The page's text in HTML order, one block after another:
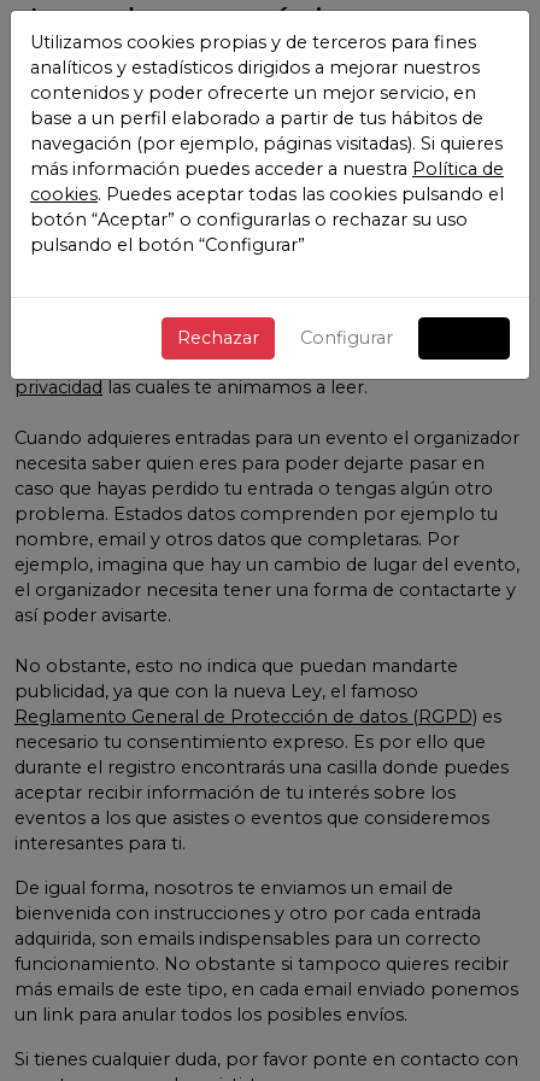
Los datos mínimos para
la correcta prestación de
los serviciosSWAB ART
FAIR
Nos gusta la transparencia y que nuestros usuarios y sus
datos se encuentren protegidos, es por ello que
informamos de los datos mínimos necesarios para que
Cuando te creas una cuenta en SWAB ART FAIR debes de
Términos y condiciones y la política de
privacidadlas cuales te animamos a leer.
Cuando adquieres entradas para un evento el organizador
necesita saber quien eres para poder dejarte pasar en
caso que hayas perdido tu entrada o tengas algún otro
problema. Estados datos comprenden por ejemplo tu
nombre, email y otros datos que completaras. Por
ejemplo, imagina que hay un cambio de lugar del evento,
el organizador necesita tener una forma de contactarte y
así poder avisarte.
No obstante, esto no indica que puedan mandarte
publicidad, ya que con la nueva Ley, el famoso
Reglamento General de Protección de datos (RGPD) es
necesario tu consentimiento expreso. Es por ello que
durante el registro encontrarás una casilla donde puedes
aceptar recibir información de tu interés sobre los
eventos a los que asistes o eventos que consideremos
interesantes para ti.
De igual forma, nosotros te enviamos un email de
bienvenida con instrucciones y otro por cada entrada
adquirida, son emails indispensables para un correcto
funcionamiento. No obstante si tampoco quieres recibir
más emails de este tipo, en cada email enviado ponemos
un link para anular todos los posibles envíos.
Si tienes cualquier duda, por favor ponte en contacto con
Utilizamos cookies propias y de terceros para fines
analíticos y estadísticos dirigidos a mejorar nuestros
contenidos y poder ofrecerte un mejor servicio, en
base a un perfil elaborado a partir de tus hábitos de
navegación (por ejemplo, páginas visitadas). Si quieres
más información puedes acceder a nuestra Política de
cookies. Puedes aceptar todas las cookies pulsando el
botón “Aceptar” o configurarlas o rechazar su uso
pulsando el botón “Configurar”
Rechazar Configurar